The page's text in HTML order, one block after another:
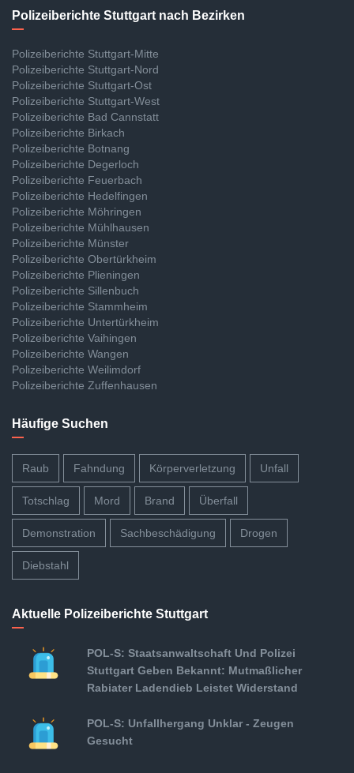
Polizeiberichte Stuttgart nach Bezirken
Polizeiberichte Stuttgart-Mitte
Polizeiberichte Stuttgart-Nord
Polizeiberichte Stuttgart-Ost
Polizeiberichte Stuttgart-West
Polizeiberichte Bad Cannstatt
Polizeiberichte Birkach
Polizeiberichte Botnang
Polizeiberichte Degerloch
Polizeiberichte Feuerbach
Polizeiberichte Hedelfingen
Polizeiberichte Möhringen
Polizeiberichte Mühlhausen
Polizeiberichte Münster
Polizeiberichte Obertürkheim
Polizeiberichte Plieningen
Polizeiberichte Sillenbuch
Polizeiberichte Stammheim
Polizeiberichte Untertürkheim
Polizeiberichte Vaihingen
Polizeiberichte Wangen
Polizeiberichte Weilimdorf
Polizeiberichte Zuffenhausen
Häufige Suchen
Raub Fahndung Körperverletzung Unfall
Totschlag Mord Brand Überfall
Demonstration Sachbeschädigung Drogen
Diebstahl
Aktuelle Polizeiberichte Stuttgart
POL-S: Staatsanwaltschaft Und Polizei
Stuttgart Geben Bekannt: Mutmaßlicher
Rabiater Ladendieb Leistet Widerstand
POL-S: Unfallhergang Unklar - Zeugen
Gesucht